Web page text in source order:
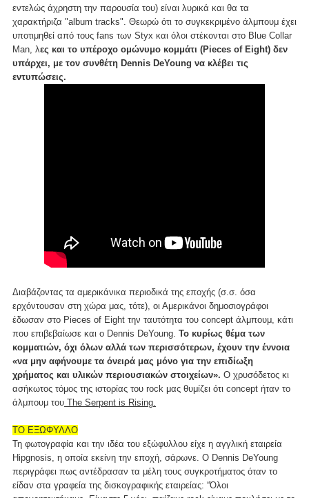
εντελώς άχρηστη την παρουσία του) είναι λυρικά και θα τα
χαρακτήριζα "album tracks". Θεωρώ ότι το συγκεκριμένο άλμπουμ έχει
υποτιμηθεί από τους fans των Styx και όλοι στέκονται στο Blue Collar
Man, λες και το υπέροχο ομώνυμο κομμάτι (Pieces of Eight) δεν
υπάρχει, με τον συνθέτη Dennis DeYoung να κλέβει τις
εντυπώσεις.
Διαβάζοντας τα αμερικάνικα περιοδικά της εποχής (σ.σ. όσα
ερχόντουσαν στη χώρα μας, τότε), οι Αμερικάνοι δημοσιογράφοι
έδωσαν στο Pieces of Eight την ταυτότητα του concept άλμπουμ, κάτι
που επιβεβαίωσε και ο Dennis DeYoung. Το κυρίως θέμα των
κομματιών, όχι όλων αλλά των περισσότερων, έχουν την έννοια
«να μην αφήνουμε τα όνειρά μας μόνο για την επιδίωξη
χρήματος και υλικών περιουσιακών στοιχείων». Ο χρυσόδετος κι
ασήκωτος τόμος της ιστορίας του rock μας θυμίζει ότι concept ήταν το
άλμπουμ του The Serpent is Rising.
ΤΟ ΕΞΩΦΥΛΛΟ
Τη φωτογραφία και την ιδέα του εξώφυλλου είχε η αγγλική εταιρεία
Hipgnosis, η οποία εκείνη την εποχή, σάρωνε. Ο Dennis DeYoung
περιγράφει πως αντέδρασαν τα μέλη τους συγκροτήματος όταν το
είδαν στα γραφεία της δισκογραφικής εταιρείας: “Όλοι